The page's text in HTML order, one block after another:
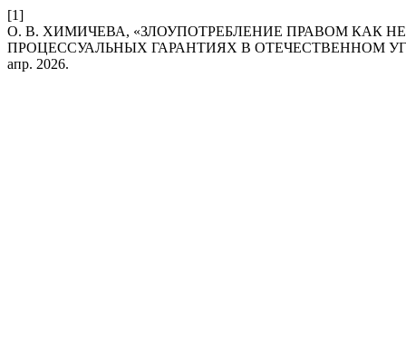
[1]
О. В. ХИМИЧЕВА, «ЗЛОУПОТРЕБЛЕНИЕ ПРАВОМ КАК
ПРОЦЕССУАЛЬНЫХ ГАРАНТИЯХ В ОТЕЧЕСТВЕННОМ
апр. 2026.